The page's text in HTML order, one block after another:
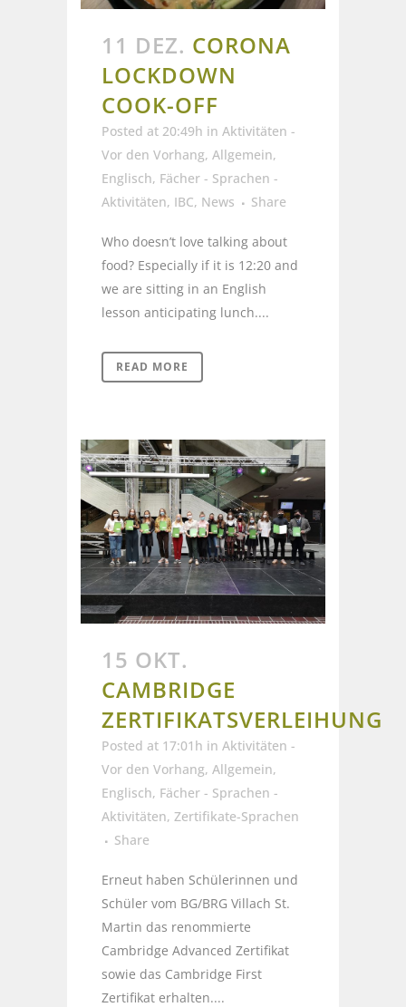
11 DEZ. CORONA
LOCKDOWN
COOK-OFF
Posted at 20:49h in Aktivitäten -
Vor den Vorhang, Allgemein,
Englisch, Fächer - Sprachen -
Aktivitäten, IBC, News Share
Who doesn’t love talking about
food? Especially if it is 12:20 and
we are sitting in an English
lesson anticipating lunch....
READ MORE
15 OKT.
CAMBRIDGE
ZERTIFIKATSVERLEIHUNG
Posted at 17:01h in Aktivitäten -
Vor den Vorhang, Allgemein,
Englisch, Fächer - Sprachen -
Aktivitäten, Zertifikate-Sprachen
Share
Erneut haben Schülerinnen und
Schüler vom BG/BRG Villach St.
Martin das renommierte
Cambridge Advanced Zertifikat
sowie das Cambridge First
Zertifikat erhalten....